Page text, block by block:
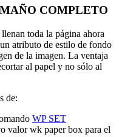
COMPLETO
toda la página ahora
atributo de estilo de fondo
de la imagen. La ventaja
al papel y no sólo al
de:
WP SET
valorwk paper box para el